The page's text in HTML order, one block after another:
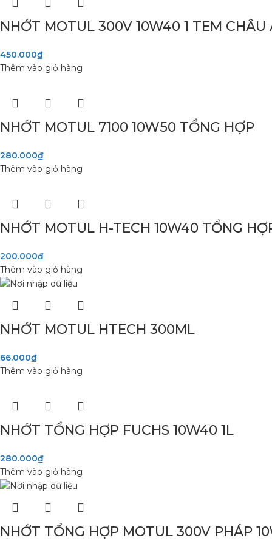
NHỚT MOTUL 300V 10W40 1 TEM CHÂU
450.000₫
Thêm vào giỏ hàng
NHỚT MOTUL 7100 10W50 TỔNG HỢP
280.000₫
Thêm vào giỏ hàng
NHỚT MOTUL H-TECH 10W40 TỔNG
200.000₫
Thêm vào giỏ hàng
NHỚT MOTUL HTECH 300ML
66.000₫
Thêm vào giỏ hàng
NHỚT TỔNG HỢP FUCHS 10W40 1L
280.000₫
Thêm vào giỏ hàng
NHỚT TỔNG HỢP MOTUL 300V PHÁP